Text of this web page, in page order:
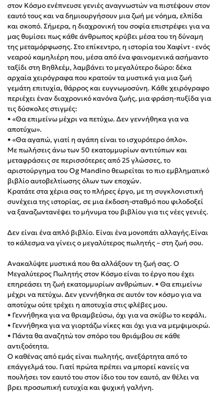
Κατρίνα Τσάνταλη
Lucinda Riley
Mimi Matthews
Benzamin Bécue
Rebecca Yarros
Teo Benedetti
Τζένη Κουτσοδημητροπούλου
Emily Henry
Ali Hazelwood
Cori Doerrfeld
Pierdomenico Baccalario
Δανάη Ιμπραχήμ
Δημοφιλή Άρθρα
3 βιβλία βασισμένα σε αληθινά γεγονότα!
Τεστ: Ποιο αστυνομικό βιβλίο σου ταιριάζει για το καλοκαίρι;
Ο εθισμός των παιδιών στις οθόνες δεν είναι «το πρόβλημα»
Τι είναι η νευροποικιλότητα; Η Δρ. Δανάη Δεληγεώργη
απαντά!
Συγχαρητήρια, Πέθανες! Μια ξενάγηση στον Άδη της
ελληνικής μυθολογίας
3 βιβλία που μπορείς να διαβάσεις σε μια μέρα!
Εύκολη συνταγή για chicken BBQ pizza από τον Άκη
Πετρετζίκη!
Διακοπές με τα παιδιά: Η ανάγκη μας για παύση σε μετωπική
σύγκρουση με τη δική τους για εκτόνωση
Πάνω, κάτω, μπροστά, πίσω; Κάνε το τεστ και ανακάλυψε την
τάση σου!
στον Κόσμο ενέπνευσε γενιές αναγνωστών να πιστέψουν στον
εαυτό τους και να δημιουργήσουν μια ζωή με νόημα, ελπίδα
και σκοπό. Σήμερα, η διαχρονική του σοφία επιστρέφει για να
μας θυμίσει πως κάθε άνθρωπος κρύβει μέσα του τη δύναμη
της μεταμόρφωσης. Στο επίκεντρο, η ιστορία του Χαφίντ - ενός
νεαρού καμηλιέρη που, μέσα από ένα φαινομενικά ασήμαντο
ταξίδι στη Βηθλεέμ, λαμβάνει το μεγαλύτερο δώρο: δέκα
αρχαία χειρόγραφα που κρατούν τα μυστικά για μια ζωή
γεμάτη επιτυχία, θάρρος και ευγνωμοσύνη. Κάθε χειρόγραφο
περιέχει έναν διαχρονικό κανόνα ζωής, μια φράση-πυξίδα για
τις δύσκολες στιγμές:
• «Θα επιμείνω μέχρι να πετύχω. Δεν γεννήθηκα για να
αποτύχω».
• «Θα αγαπώ, γιατί η αγάπη είναι το ισχυρότερο όπλο».
Με πωλήσεις άνω των 50 εκατομμυρίων αντιτύπων και
μεταφράσεις σε περισσότερες από 25 γλώσσες, το
αριστούργημα του Og Mandino θεωρείται το πιο εμβληματικό
βιβλίο αυτοβελτίωσης όλων των εποχών.
Κρατάτε στα χέρια σας το πλήρες έργο, με τη συγκλονιστική
συνέχεια της ιστορίας, σε μια έκδοση-σταθμό που φιλοδοξεί
να ξαναζωντανέψει το μήνυμα του βιβλίου για τις νέες γενιές.
Δεν είναι ένα απλό βιβλίο. Είναι ένα μονοπάτι αλλαγής.Είναι
το κάλεσμα να γίνεις ο μεγαλύτερος πωλητής – στη ζωή σου.
Ανακαλύψτε μυστικά που θα αλλάξουν τη ζωή σας. Ο
Μεγαλύτερος Πωλητής στον Κόσμο είναι το έργο που έχει
επηρεάσει τη ζωή εκατομμυρίων ανθρώπων. • Θα επιμείνω
μέχρι να πετύχω. Δεν γεννήθηκα σε αυτόν τον κόσμο για να
αποτύχω ούτε τρέχει η αποτυχία στις φλέβες μου.
• Γεννήθηκα για να θριαμβεύσω, όχι για να σκύβω το κεφάλι.
• Γεννήθηκα για να γιορτάζω νίκες και όχι για να μεμψιμοιρώ.
• Πάντα θα αναζητώ τον σπόρο του θριάμβου σε κάθε
αντιξοότητα.
Ο καθένας από εμάς είναι πωλητής, ανεξάρτητα από το
επάγγελμά του. Γιατί πρώτα πρέπει να μπορεί κανείς να
πουλήσει τον εαυτό του στον ίδιο του τον εαυτό, αν θέλει να
βρει προσωπική ευτυχία και ψυχική γαλήνη.